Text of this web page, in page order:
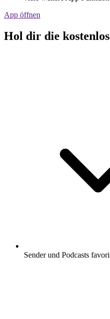
App öffnen
Hol dir die
Sender und Podcasts